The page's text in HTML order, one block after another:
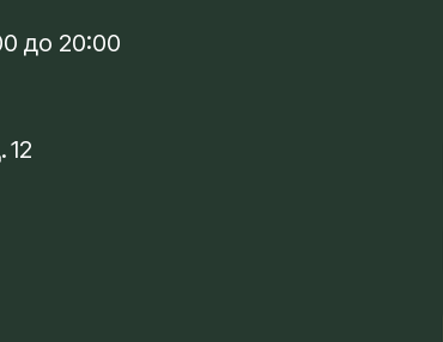
до 20:00
12